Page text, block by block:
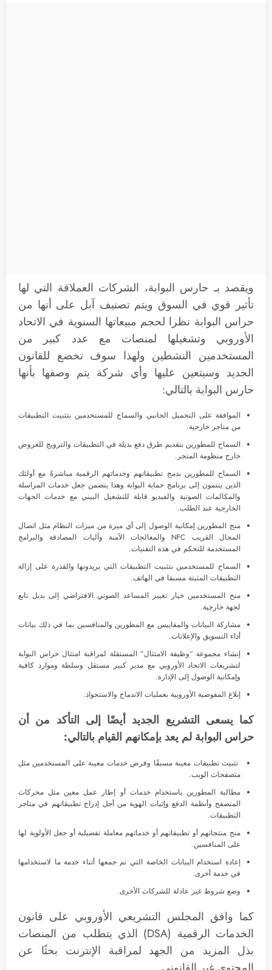
ويقصد بـ حارس البوابة، الشركات العملاقة التي لها
تأثير قوي في السوق ويتم تصنيف آبل على أنها من
حراس البوابة نظرا لحجم مبيعاتها السنوية في الاتحاد
الأوروبي وتشغيلها لمنصات مع عدد كبير من
المستخدمين النشطين ولهذا سوف تخضع للقانون
الجديد وسيتعين عليها وأي شركة يتم وصفها بأنها
حارس البوابة بالتالي:
الموافقة على التحميل الجانبي والسماح للمستخدمين بتثبيت التطبيقات
من متاجر خارجية.
السماح للمطورين بتقديم طرق دفع بديلة في التطبيقات والترويج للعروض
خارج منظومة المتجر.
السماح للمطورين بدمج تطبيقاتهم وخدماتهم الرقمية مباشرةً مع أولئك
الذين ينتمون إلى برنامج حماية البوابة وهذا يتضمن جعل خدمات المراسلة
والمكالمات الصوتية والفيديو قابلة للتشغيل البيني مع خدمات الجهات
الخارجية عند الطلب.
منح المطورين إمكانية الوصول إلى أي ميزة من ميزات النظام مثل اتصال
المجال القريب NFC والمعالجات الآمنة وآليات المصادقة والبرامج
المستخدمة للتحكم في هذه التقنيات.
السماح للمستخدمين بتثبيت التطبيقات التي يريدونها والقدرة على إزالة
التطبيقات المثبتة مسبقا في الهاتف.
منح المستخدمين خيار تغيير المساعد الصوتي الافتراضي إلى بديل تابع
لجهة خارجية.
مشاركة البيانات والمقاييس مع المطورين والمنافسين بما في ذلك بيانات
أداء التسويق والإعلانات.
إنشاء مجموعة “وظيفة الامتثال” المستقلة لمراقبة امتثال حراس البوابة
لتشريعات الاتحاد الأوروبي مع مدير كبير مستقل وسلطة وموارد كافية
وإمكانية الوصول إلى الإدارة.
إبلاغ المفوضية الأوروبية بعمليات الاندماج والاستحواذ.
كما يسعى التشريع الجديد أيضًا إلى التأكد من أن
حراس البوابة لم يعد بإمكانهم القيام بالتالي:
تثبيت تطبيقات معينة مسبقًا وفرض خدمات معينة على المستخدمين مثل
متصفحات الويب.
مطالبة المطورين باستخدام خدمات أو إطار عمل معين مثل محركات
المتصفح وأنظمة الدفع وإثبات الهوية من أجل إدراج تطبيقاتهم في متاجر
التطبيقات.
منح منتجاتهم أو تطبيقاتهم أو خدماتهم معاملة تفضيلية أو جعل الأولوية لها
على المنافسين.
إعادة استخدام البيانات الخاصة التي تم جمعها أثناء خدمة ما لاستخدامها
في خدمة أخرى.
وضع شروط غير عادلة للشركات الأخرى.
كما وافق المجلس التشريعي الأوروبي على قانون
الخدمات الرقمية (DSA) الذي يتطلب من المنصات
بذل المزيد من الجهد لمراقبة الإنترنت بحثًا عن